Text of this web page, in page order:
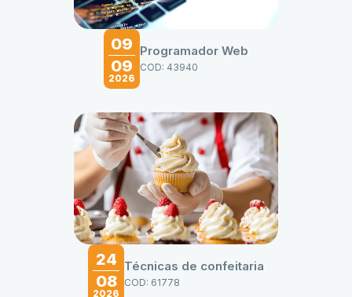
09
09
2026
Programador Web
COD: 43940
24
08
2026
Técnicas de confeitaria
COD: 61778